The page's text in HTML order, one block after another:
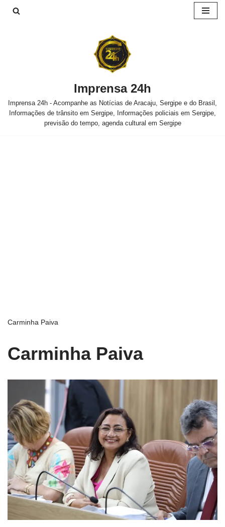
Imprensa 24h
Imprensa 24h - Acompanhe as Notícias de Aracaju, Sergipe e do Brasil,
Informações de trânsito em Sergipe, Informações policiais em Sergipe,
previsão do tempo, agenda cultural em Sergipe
Carminha Paiva
Carminha Paiva